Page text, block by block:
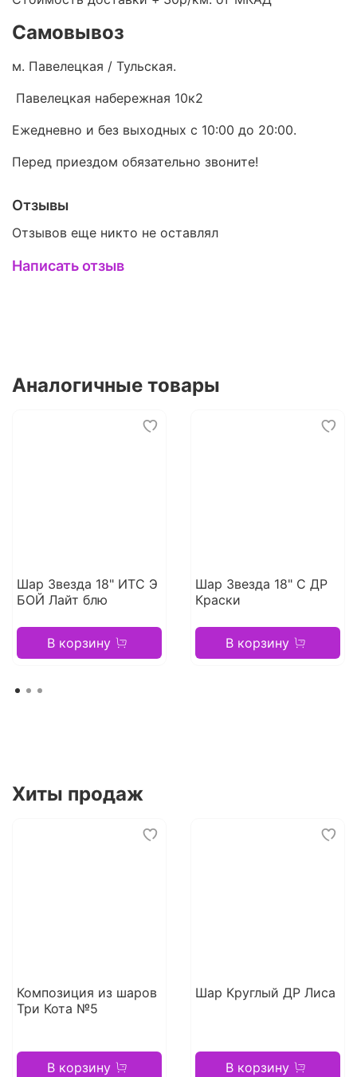
Самовывоз
м. Павелецкая / Тульская.
Павелецкая набережная 10к2
Ежедневно и без выходных с 10:00 до 20:00.
Перед приездом обязательно звоните!
Отзывы
Отзывов еще никто не оставлял
Написать отзыв
Аналогичные товары
Шар Звезда 18" ИТС Э
БОЙ Лайт блю
В корзину
Шар Звезда 18" С ДР
Краски
В корзину
Хиты продаж
Композиция из шаров
Три Кота №5
В корзину
Шар Круглый ДР Лиса
В корзину